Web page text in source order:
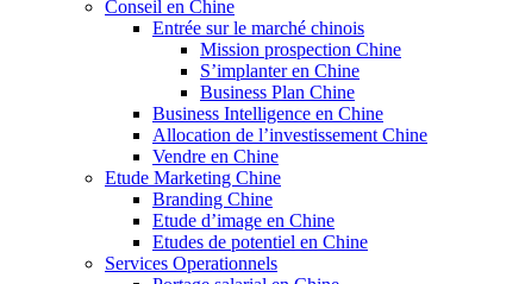
Conseil en Chine
Entrée sur le marché chinois
Mission prospection Chine
S’implanter en Chine
Business Plan Chine
Business Intelligence en Chine
Allocation de l’investissement Chine
Vendre en Chine
Etude Marketing Chine
Branding Chine
Etude d’image en Chine
Etudes de potentiel en Chine
Services Operationnels